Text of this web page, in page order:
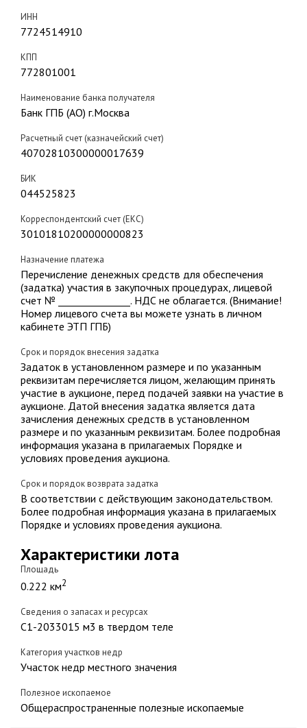
ИНН
7724514910
КПП
772801001
Наименование банка получателя
Банк ГПБ (АО) г.Москва
Расчетный счет (казначейский счет)
40702810300000017639
БИК
044525823
Корреспондентский счет (ЕКС)
30101810200000000823
Назначение платежа
Перечисление денежных средств для обеспечения
(задатка) участия в закупочных процедурах, лицевой
счет № _______________. НДС не облагается. (Внимание!
Номер лицевого счета вы можете узнать в личном
кабинете ЭТП ГПБ)
Срок и порядок внесения задатка
Задаток в установленном размере и по указанным
реквизитам перечисляется лицом, желающим принять
участие в аукционе, перед подачей заявки на участие в
аукционе. Датой внесения задатка является дата
зачисления денежных средств в установленном
размере и по указанным реквизитам. Более подробная
информация указана в прилагаемых Порядке и
условиях проведения аукциона.
Срок и порядок возврата задатка
В соответствии с действующим законодательством.
Более подробная информация указана в прилагаемых
Порядке и условиях проведения аукциона.
Характеристики лота
Площадь
0.222 км2
Сведения о запасах и ресурсах
С1-2033015 м3 в твердом теле
Категория участков недр
Участок недр местного значения
Полезное ископаемое
Общераспространенные полезные ископаемые